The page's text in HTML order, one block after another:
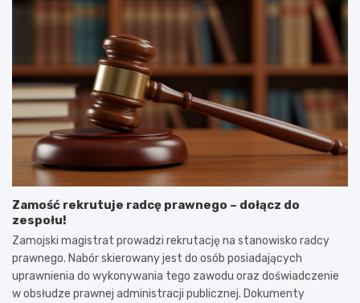
Zamość rekrutuje radcę prawnego – dołącz do
zespołu!
Zamojski magistrat prowadzi rekrutację na stanowisko radcy
prawnego. Nabór skierowany jest do osób posiadających
uprawnienia do wykonywania tego zawodu oraz doświadczenie
w obsłudze prawnej administracji publicznej. Dokumenty